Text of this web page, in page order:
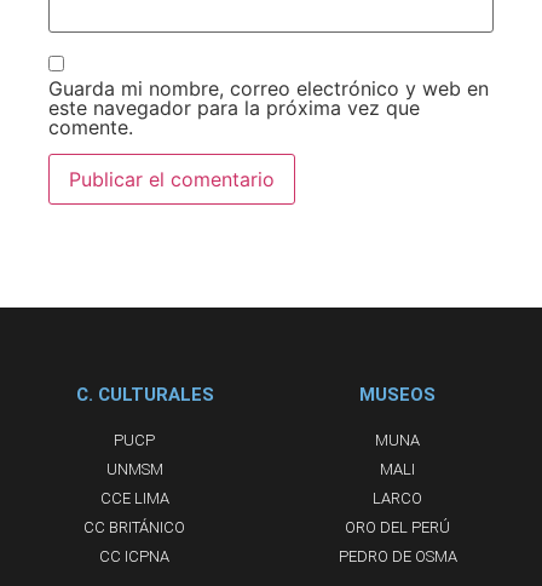
Guarda mi nombre, correo electrónico y web en
este navegador para la próxima vez que
comente.
C. CULTURALES
PUCP
UNMSM
CCE LIMA
CC BRITÁNICO
CC ICPNA
MUSEOS
MUNA
MALI
LARCO
ORO DEL PERÚ
PEDRO DE OSMA